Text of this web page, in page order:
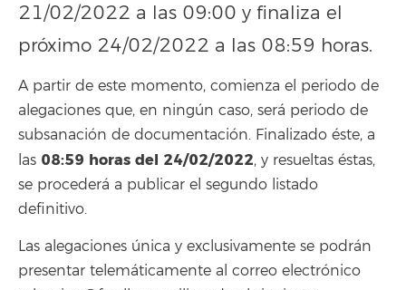
21/02/2022 a las 09:00 y finaliza el
próximo 24/02/2022 a las 08:59 horas.
A partir de este momento, comienza el periodo de
alegaciones que, en ningún caso, será periodo de
subsanación de documentación. Finalizado éste, a
las 08:59 horas del 24/02/2022, y resueltas éstas,
se procederá a publicar el segundo listado
definitivo.
Las alegaciones única y exclusivamente se podrán
presentar telemáticamente al correo electrónico